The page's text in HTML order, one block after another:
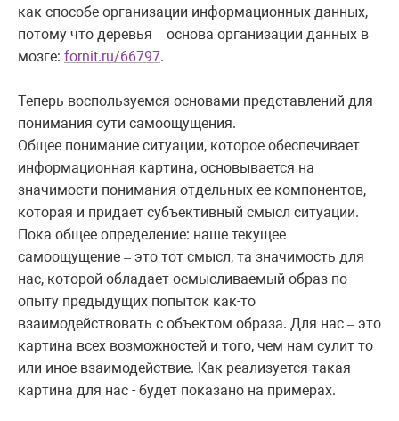
как способе организации информационных данных,
потому что деревья – основа организации данных в
мозге: fornit.ru/66797.
Теперь воспользуемся основами представлений для
понимания сути самоощущения.
Общее понимание ситуации, которое обеспечивает
информационная картина, основывается на
значимости понимания отдельных ее компонентов,
которая и придает субъективный смысл ситуации.
Пока общее определение: наше текущее
самоощущение – это тот смысл, та значимость для
нас, которой обладает осмысливаемый образ по
опыту предыдущих попыток как-то
взаимодействовать с объектом образа. Для нас – это
картина всех возможностей и того, чем нам сулит то
или иное взаимодействие. Как реализуется такая
картина для нас - будет показано на примерах.